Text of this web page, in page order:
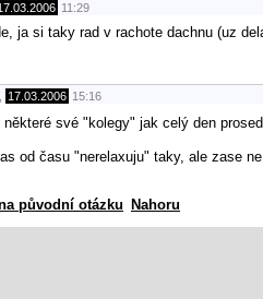
11:29
ja si taky rad v rachote dachnu (uz
17.03.2006 15:16
své "kolegy" jak celý den
od času "nerelaxuju" taky, ale zase
původní otázku Nahoru